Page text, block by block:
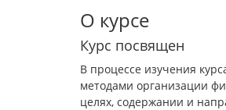
О курсе
Курс посвящен
В процессе изучения
методами организации
целях, содержании и